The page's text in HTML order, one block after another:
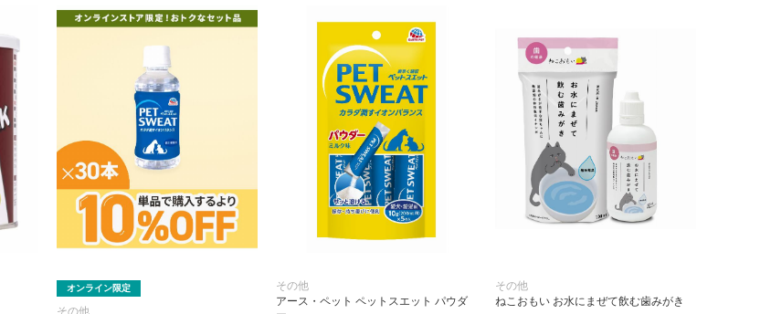
オンライン限定
その他
その他
アース・ペット ペットスエット パウダ
その他
ねこおもい お水にまぜて飲む歯みがき